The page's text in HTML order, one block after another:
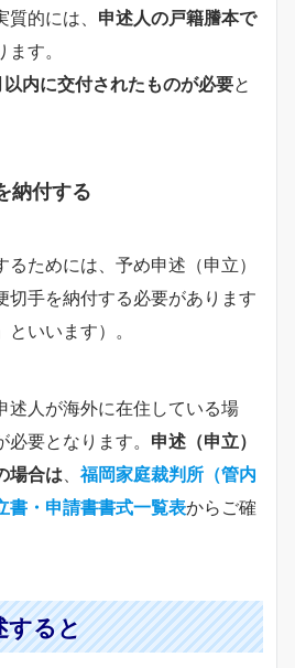
的には、 申述人の戸籍謄本で
す。
内に交付されたものが必要と
納付する
ためには、予め申述（申立）
切手を納付する必要があります
といいます）。
人が海外に在住している場
要となります。 申述（申立）
場合は、福岡家庭裁判所（管内
書・申請書書式一覧表からご確
すると